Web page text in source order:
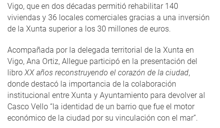
Vigo, que en dos décadas permitió rehabilitar 140
viviendas y 36 locales comerciales gracias a una inversión
de la Xunta superior a los 30 millones de euros.
Acompañada por la delegada territorial de la Xunta en
Vigo, Ana Ortiz, Allegue participó en la presentación del
libro XX años reconstruyendo el corazón de la ciudad,
donde destacó la importancia de la colaboración
institucional entre Xunta y Ayuntamiento para devolver al
Casco Vello “la identidad de un barrio que fue el motor
económico de la ciudad por su vinculación con el mar”.